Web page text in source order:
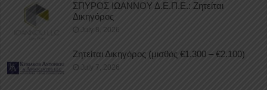
ΣΠΥΡΟΣ ΙΩΑΝΝΟΥ Δ.Ε.Π.Ε.: Ζητείται
Δικηγόρος
July 8, 2026
Ζητείται Δικηγόρος (μισθός €1.300 – €2.100)
July 7, 2026